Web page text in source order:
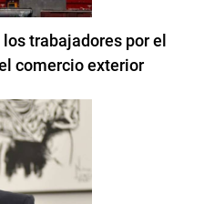
trabajadores por el
comercio exterior